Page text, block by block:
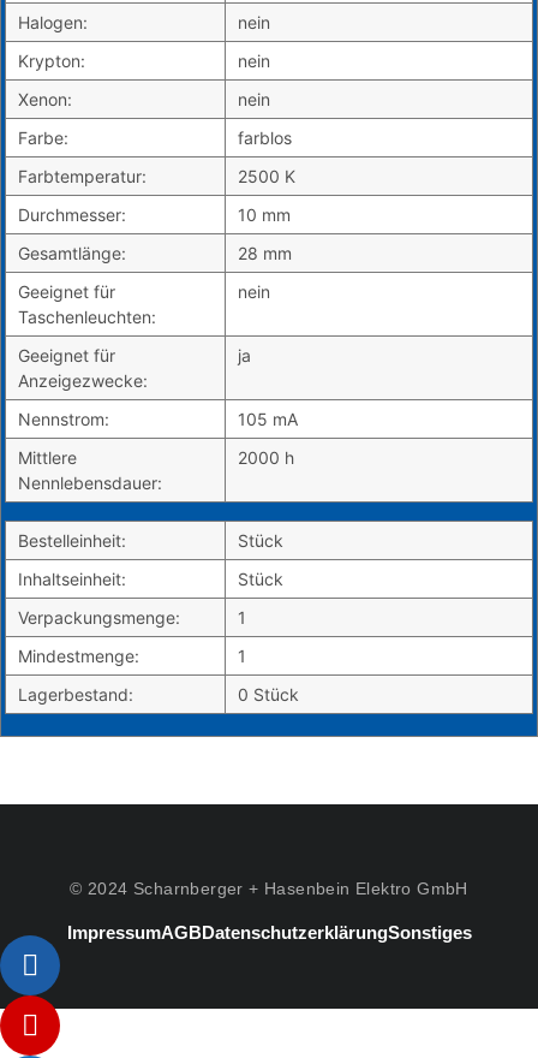
Halogen:
nein
Krypton:
nein
Xenon:
nein
Farbe:
farblos
Farbtemperatur:
2500 K
Durchmesser:
10 mm
Gesamtlänge:
28 mm
Geeignet für
Taschenleuchten:
nein
Geeignet für
Anzeigezwecke:
ja
Nennstrom:
105 mA
Mittlere
Nennlebensdauer:
2000 h
Bestelleinheit:
Stück
Inhaltseinheit:
Stück
Verpackungsmenge:
1
Mindestmenge:
1
Lagerbestand:
0 Stück
© 2024 Scharnberger + Hasenbein Elektro GmbH
ImpressumAGBDatenschutzerklärungSonstiges
Listenelement #1